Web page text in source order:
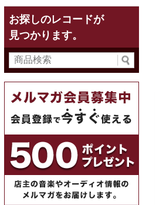
お探しのレコードが
見つかります。